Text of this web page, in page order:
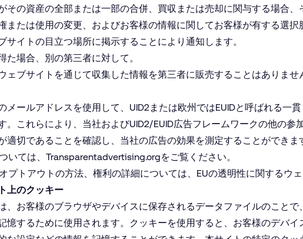
その資産の全部または一部の合併、買収または売却に関与する場合
または使用の変更、およびお客様の情報に関してお客様が有する選
サイトの目立つ場所に掲示することにより通知します。
た場合、別の第三者に対して。
ェブサイトを通じて収集した情報を第三者に販売することはありませ
メールアドレスを使用して、UID2または欧州ではEUIDと呼ばれる一
。これらにより、当社およびUID2/EUID広告フレームワークの他の参
適切であることを確認し、当社の広告の効果を測定することができま
いては、Trans​parentad​ver​tis​ing​.orgをご覧ください。
プトアウトの方法、権利の詳細については、 EUの透明性に関するウ
上のクッキー
、お客様のブラウザやデバイスに保存されるデータファイルのこと
憶するために使用されます。クッキーを使用すると、お客様のデバ